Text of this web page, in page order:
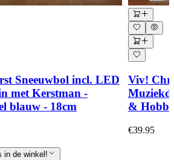
Sneeuwbol incl. LED
met Kerstman -
blauw - 18cm
Viv!
&
€39.95
in de winkel!